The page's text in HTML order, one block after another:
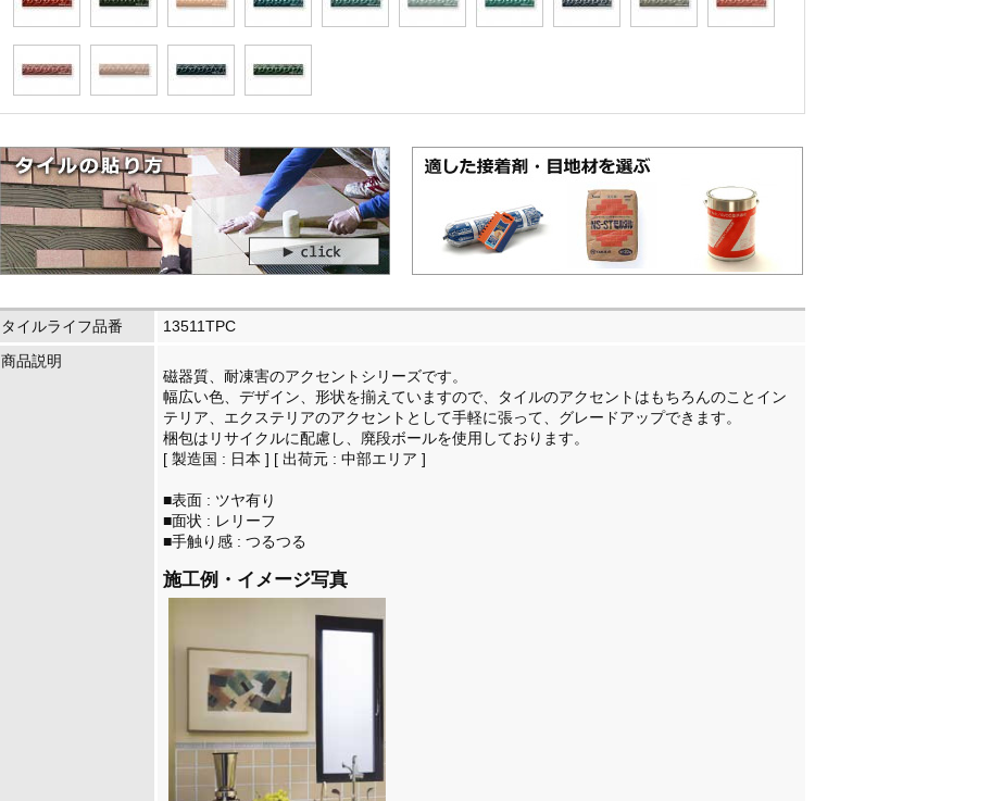
タイルライフ品番
13511TPC
商品説明
磁器質、耐凍害のアクセントシリーズです。
幅広い色、デザイン、形状を揃えていますので、タイルのアクセントはもちろんのことイン
テリア、エクステリアのアクセントとして手軽に張って、グレードアップできます。
梱包はリサイクルに配慮し、廃段ボールを使用しております。
[ 製造国 : 日本 ] [ 出荷元 : 中部エリア ]
■表面 : ツヤ有り
■面状 : レリーフ
■手触り感 : つるつる
施工例・イメージ写真